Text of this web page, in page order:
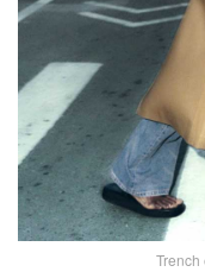
Trench